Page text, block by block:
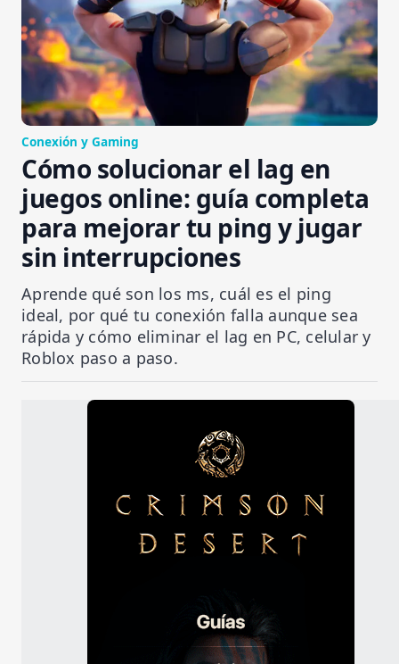
Conexión y Gaming
Cómo solucionar el lag en
juegos online: guía completa
para mejorar tu ping y jugar
sin interrupciones
Aprende qué son los ms, cuál es el ping
ideal, por qué tu conexión falla aunque sea
rápida y cómo eliminar el lag en PC, celular y
Roblox paso a paso.